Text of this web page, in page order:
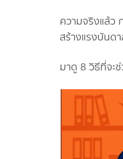
ความจริงแล้ว
สร้างแรงบันดา
มาดู 8 วิธีที่จะ